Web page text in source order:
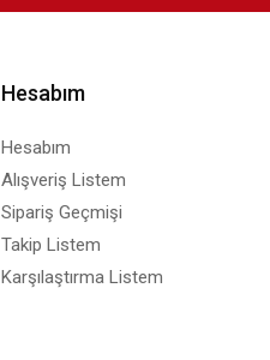
Hesabım
Hesabım
Alışveriş Listem
Sipariş Geçmişi
Takip Listem
Karşılaştırma Listem